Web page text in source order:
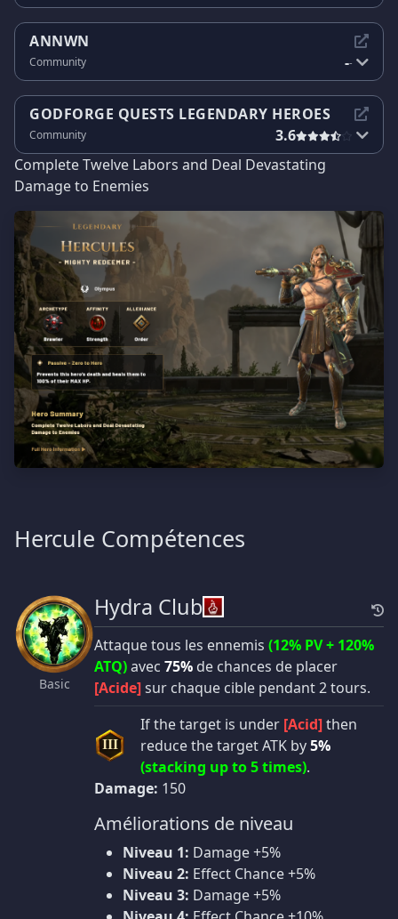
ANNWN
Community --
GODFORGE QUESTS LEGENDARY HEROES
Community
3.6
Complete Twelve Labors and Deal Devastating
Damage to Enemies
Hercule Compétences
Basic
Hydra Club
Attaque tous les ennemis (12% PV + 120%
ATQ)avec 75% de chances de placer
[Acide]sur chaque cible pendant 2 tours.
III
If the target is under [Acid]then
reduce the target ATK by5%
(stacking up to 5 times).
Damage: 150
Améliorations de niveau
Niveau 1: Damage +5%
Niveau 2: Effect Chance +5%
Niveau 3: Damage +5%